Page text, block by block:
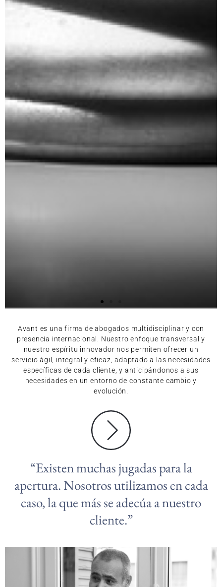
Avant es una firma de abogados multidisciplinar y con
presencia internacional. Nuestro enfoque transversal y
nuestro espíritu innovador nos permiten ofrecer un
servicio ágil, integral y eficaz, adaptado a las necesidades
específicas de cada cliente, y anticipándonos a sus
necesidades en un entorno de constante cambio y
evolución.
“Existen muchas jugadas para la
apertura. Nosotros utilizamos en cada
caso, la que más se adecúa a nuestro
cliente.”